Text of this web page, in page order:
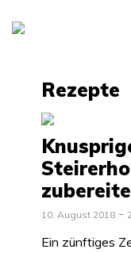
Rezepte
10. August 2018
Ein zünftiges